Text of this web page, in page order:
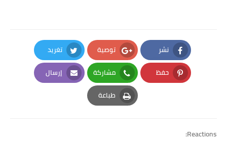
نشر
Facebook
توصية
Google Plus
تغريد
Twitter
حفظ
Pinterest
مشاركة
Whatsapp
إرسال
Email
طباعة
Print
Reactions: